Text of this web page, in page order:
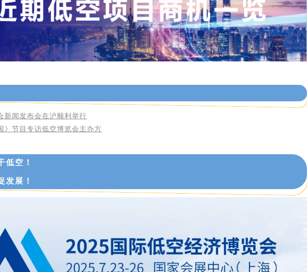
新闻发布会在沪顺利举行
》节目专访低空博览会主办方
低空！
发展！